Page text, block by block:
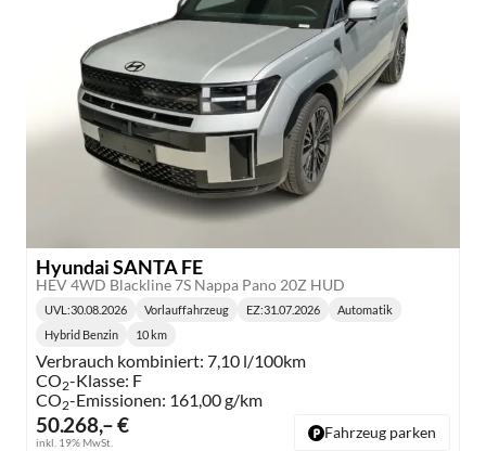
Hyundai SANTA FE
HEV 4WD Blackline 7S Nappa Pano 20Z HUD
50.268,– €
inkl. 19% MwSt.
UVL :30.08.2026 Vorlauffahrzeug EZ:31.07.2026 Automatik
Hybrid Benzin 10 km
Verbrauch kombiniert: 7,10 l/100km
CO2-Klasse: F
CO2-Emissionen: 161,00 g/km
Fahrzeug parken